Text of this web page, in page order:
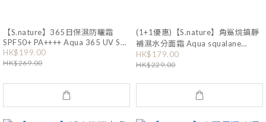
【S.nature】365日保濕防曬霜
SPF50+ PA++++ Aqua 365 UV Sun
Protective Cream 40ml Double
Pack (OY368)
HK$199.00
HK$269.00
(1+1優惠)【S.nature】角鯊烷鎮靜
補濕水分面霜 Aqua squalane
moisturizing cream 60ml (OY413)
HK$179.00
HK$229.00